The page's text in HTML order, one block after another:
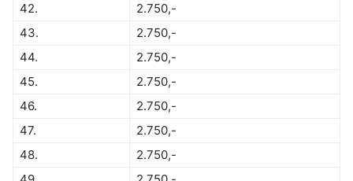
42.
2.750,-
43.
2.750,-
44.
2.750,-
45.
2.750,-
46.
2.750,-
47.
2.750,-
48.
2.750,-